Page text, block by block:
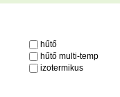
hűtő
hűtő multi-temp
izotermikus